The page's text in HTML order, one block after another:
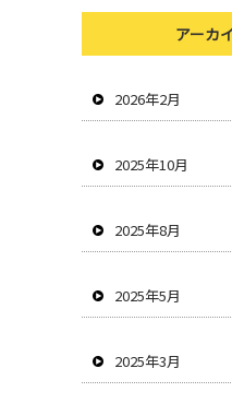
アーカ
2026年2月
2025年10月
2025年8月
2025年5月
2025年3月